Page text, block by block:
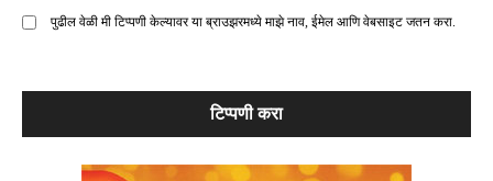
पुढील वेळी मी टिप्पणी केल्यावर या ब्राउझरमध्ये माझे नाव, ईमेल आणि वेबसाइट जतन करा.